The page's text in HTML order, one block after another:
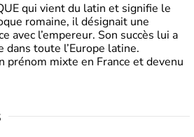
qui vient du latin et signifie le
romaine, il désignait une
avec l’empereur. Son succès lui a
dans toute l’Europe latine.
prénom mixte en France et devenu